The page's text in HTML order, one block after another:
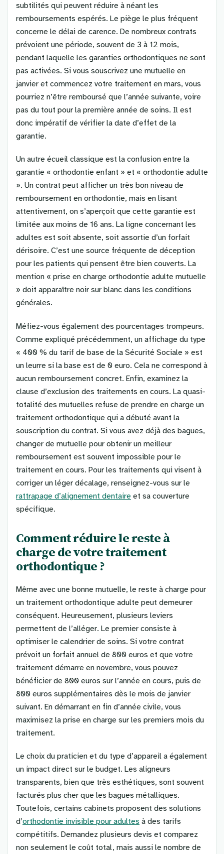
subtilités qui peuvent réduire à néant les
remboursements espérés. Le piège le plus fréquent
concerne le délai de carence. De nombreux contrats
prévoient une période, souvent de 3 à 12 mois,
pendant laquelle les garanties orthodontiques ne sont
pas activées. Si vous souscrivez une mutuelle en
janvier et commencez votre traitement en mars, vous
pourriez n’être remboursé que l’année suivante, voire
pas du tout pour la première année de soins. Il est
donc impératif de vérifier la date d’effet de la
garantie.
Un autre écueil classique est la confusion entre la
garantie « orthodontie enfant » et « orthodontie adulte
». Un contrat peut afficher un très bon niveau de
remboursement en orthodontie, mais en lisant
attentivement, on s’aperçoit que cette garantie est
limitée aux moins de 16 ans. La ligne concernant les
adultes est soit absente, soit assortie d’un forfait
dérisoire. C’est une source fréquente de déception
pour les patients qui pensent être bien couverts. La
mention « prise en charge orthodontie adulte mutuelle
» doit apparaître noir sur blanc dans les conditions
générales.
Méfiez-vous également des pourcentages trompeurs.
Comme expliqué précédemment, un affichage du type
« 400 % du tarif de base de la Sécurité Sociale » est
un leurre si la base est de 0 euro. Cela ne correspond à
aucun remboursement concret. Enfin, examinez la
clause d’exclusion des traitements en cours. La quasi-
totalité des mutuelles refuse de prendre en charge un
traitement orthodontique qui a débuté avant la
souscription du contrat. Si vous avez déjà des bagues,
changer de mutuelle pour obtenir un meilleur
remboursement est souvent impossible pour le
traitement en cours. Pour les traitements qui visent à
corriger un léger décalage, renseignez-vous sur le
rattrapage d’alignement dentaire et sa couverture
spécifique.
Comment réduire le reste à
charge de votre traitement
orthodontique ?
Même avec une bonne mutuelle, le reste à charge pour
un traitement orthodontique adulte peut demeurer
conséquent. Heureusement, plusieurs leviers
permettent de l’alléger. Le premier consiste à
optimiser le calendrier de soins. Si votre contrat
prévoit un forfait annuel de 800 euros et que votre
traitement démarre en novembre, vous pouvez
bénéficier de 800 euros sur l’année en cours, puis de
800 euros supplémentaires dès le mois de janvier
suivant. En démarrant en fin d’année civile, vous
maximisez la prise en charge sur les premiers mois du
traitement.
Le choix du praticien et du type d’appareil a également
un impact direct sur le budget. Les aligneurs
transparents, bien que très esthétiques, sont souvent
facturés plus cher que les bagues métalliques.
Toutefois, certains cabinets proposent des solutions
d’orthodontie invisible pour adultes à des tarifs
compétitifs. Demandez plusieurs devis et comparez
non seulement le coût total, mais aussi le nombre de